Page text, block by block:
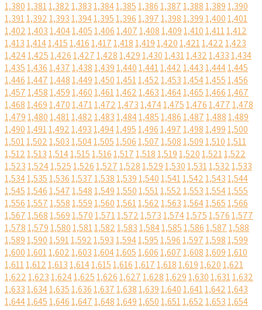
1,3801,3811,3821,3831,3841,3851,3861,3871,3881,3891,390
1,3911,3921,3931,3941,3951,3961,3971,3981,3991,4001,401
1,4021,4031,4041,4051,4061,4071,4081,4091,4101,4111,412
1,4131,4141,4151,4161,4171,4181,4191,4201,4211,4221,423
1,4241,4251,4261,4271,4281,4291,4301,4311,4321,4331,434
1,4351,4361,4371,4381,4391,4401,4411,4421,4431,4441,445
1,4461,4471,4481,4491,4501,4511,4521,4531,4541,4551,456
1,4571,4581,4591,4601,4611,4621,4631,4641,4651,4661,467
1,4681,4691,4701,4711,4721,4731,4741,4751,4761,4771,478
1,4791,4801,4811,4821,4831,4841,4851,4861,4871,4881,489
1,4901,4911,4921,4931,4941,4951,4961,4971,4981,4991,500
1,5011,5021,5031,5041,5051,5061,5071,5081,5091,5101,511
1,5121,5131,5141,5151,5161,5171,5181,5191,5201,5211,522
1,5231,5241,5251,5261,5271,5281,5291,5301,5311,5321,533
1,5341,5351,5361,5371,5381,5391,5401,5411,5421,5431,544
1,5451,5461,5471,5481,5491,5501,5511,5521,5531,5541,555
1,5561,5571,5581,5591,5601,5611,5621,5631,5641,5651,566
1,5671,5681,5691,5701,5711,5721,5731,5741,5751,5761,577
1,5781,5791,5801,5811,5821,5831,5841,5851,5861,5871,588
1,5891,5901,5911,5921,5931,5941,5951,5961,5971,5981,599
1,6001,6011,6021,6031,6041,6051,6061,6071,6081,6091,610
1,6111,6121,6131,6141,6151,6161,6171,6181,6191,6201,621
1,6221,6231,6241,6251,6261,6271,6281,6291,6301,6311,632
1,6331,6341,6351,6361,6371,6381,6391,6401,6411,6421,643
1,6441,6451,6461,6471,6481,6491,6501,6511,6521,6531,654